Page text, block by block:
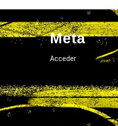
Meta
Acceder